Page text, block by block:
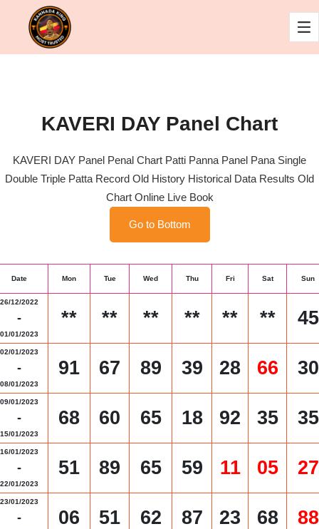
KAVERI DAY Panel Chart
KAVERI DAY Panel Penal Chart Patti Panna Panel Pana Single
Double Triple Patta Record Old History Historical Data Results Old
Chart Online Live Book
Go to Bottom
Date Mon Tue Wed Thu Fri Sat Sun
26/12/2022
-
01/01/2023
** ** ** ** ** ** 45
02/01/2023
-
08/01/2023
91 67 89 39 28 66 30
09/01/2023
-
15/01/2023
68 60 65 18 92 35 35
16/01/2023
-
22/01/2023
51 89 65 59 11 05 27
23/01/2023
- 06 51 62 87 23 68 88